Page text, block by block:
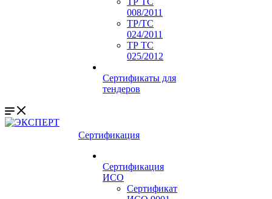
008/2011
ТР/ТС
024/2011
ТР ТС
025/2012
Сертификаты для
тендеров
Сертификация
Сертификация
ИСО
Сертификат